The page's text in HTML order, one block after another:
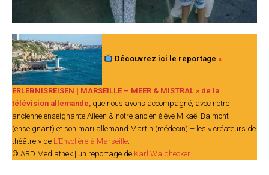
Découvrez ici le reportage «
ERLEBNISREISEN | MARSEILLE – MEER & MISTRAL » de la
télévision allemande, que nous avons accompagné, avec notre
ancienne enseignante Aileen & notre ancien élève Mikaël Balmont
(enseignant) et son mari allemand Martin (médecin) – les « créateurs de
théâtre » de L’Envolière à Marseille
© ARD Mediathek | un reportage de Karl Waldhecker